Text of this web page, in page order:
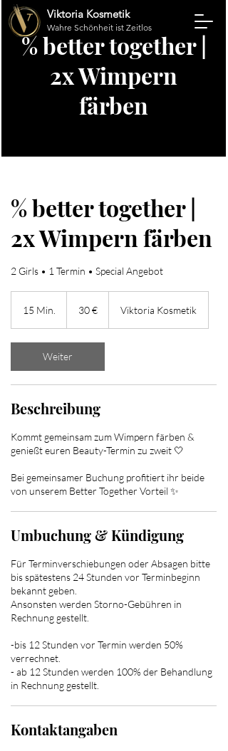
Viktoria Kosmetik
Wahre Schönheit ist Zeitlos
% better together |
2x Wimpern
färben
% better together |
2x Wimpern färben
2 Girls • 1 Termin • Special Angebot
15 Min.
n
30 € Viktoria Kosmetik
Weiter
Beschreibung
Kommt gemeinsam zum Wimpern färben &
genießt euren Beauty-Termin zu zweit 🤍
Bei gemeinsamer Buchung profitiert ihr beide
von unserem Better Together Vorteil ✨
Umbuchung & Kündigung
Für Terminverschiebungen oder Absagen bitte
bis spätestens 24 Stunden vor Terminbeginn
bekannt geben.
Ansonsten werden Storno-Gebühren in
Rechnung gestellt.
-bis 12 Stunden vor Termin werden 50%
verrechnet.
- ab 12 Stunden werden 100% der Behandlung
in Rechnung gestellt.
Kontaktangaben